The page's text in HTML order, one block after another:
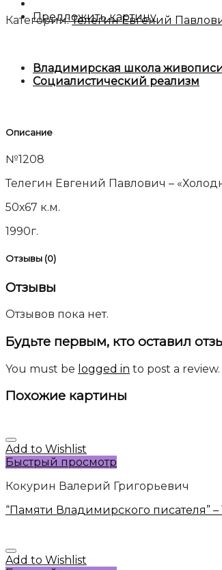
Предложить картину
Категории:Телегин Евгений
Владимирская школа
Социалистический реализм
Описание
№1208
Телегин Евгений Павлович –
50х67 к.м.
1990г.
Отзывы (0)
Отзывы
Отзывов пока нет.
Будьте первым, кто оставил
You must be logged in to post a review.
Похожие картины
Add to Wishlist
Быстрый просмотр
Кокурин Валерий Григорьевич
“Памяти Владимирского писателя” –
Add to Wishlist